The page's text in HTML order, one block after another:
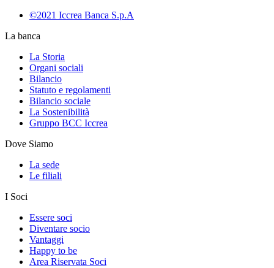
©2021 Iccrea Banca S.p.A
La banca
La Storia
Organi sociali
Bilancio
Statuto e regolamenti
Bilancio sociale
La Sostenibilità
Gruppo BCC Iccrea
Dove Siamo
La sede
Le filiali
I Soci
Essere soci
Diventare socio
Vantaggi
Happy to be
Area Riservata Soci